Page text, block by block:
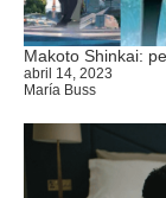
Makoto Shinkai:
abril 14, 2023
María Buss